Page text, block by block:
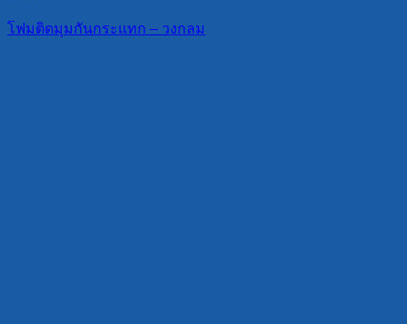
โฟมติดมุมกันกระแทก – วงกลม